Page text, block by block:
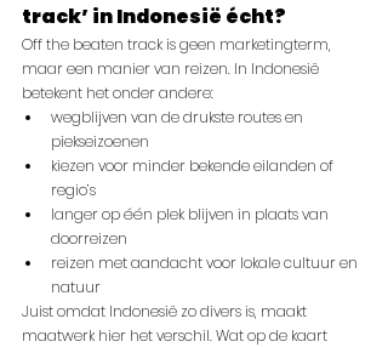
track’ in Indonesië écht?
Off the beaten track is geen marketingterm,
maar een manier van reizen. In Indonesië
betekent het onder andere:
wegblijven van de drukste routes en
piekseizoenen
kiezen voor minder bekende eilanden of
regio’s
langer op één plek blijven in plaats van
doorreizen
reizen met aandacht voor lokale cultuur en
natuur
Juist omdat Indonesië zo divers is, maakt
maatwerk hier het verschil. Wat op de kaart